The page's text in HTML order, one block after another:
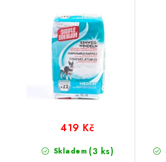
Skladem (3 ks)
419 Kč